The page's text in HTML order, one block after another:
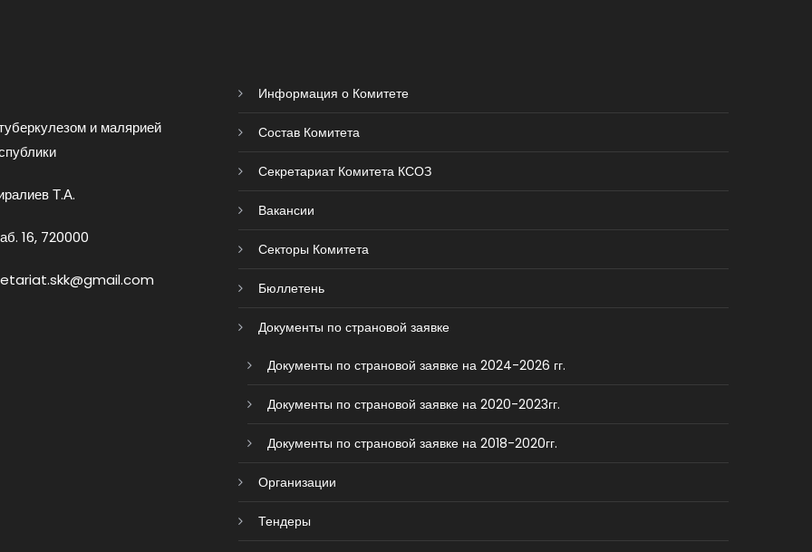
и малярией
Т.А.
16, 720000
Информация о Комитете
Состав Комитета
Секретариат Комитета КСОЗ
Вакансии
Секторы Комитета
Бюллетень
Документы по страновой заявке
Документы по страновой заявке на 2024-2026 гг.
Документы по страновой заявке на 2020-2023гг.
Документы по страновой заявке на 2018-2020гг.
Организации
Тендеры